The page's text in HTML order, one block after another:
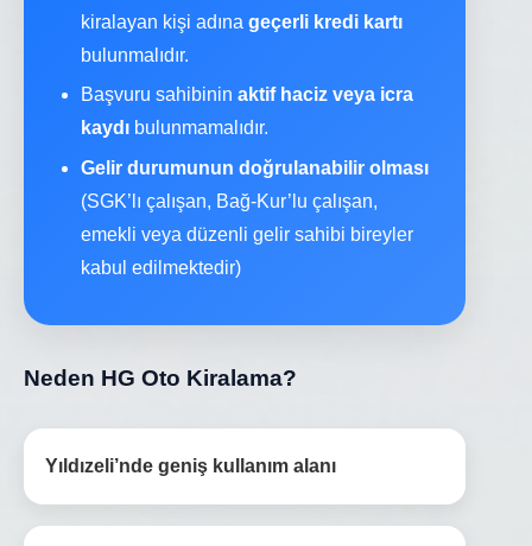
kiralayan kişi adına geçerli kredi kartı
bulunmalıdır.
Başvuru sahibinin aktif haciz veya icra
kaydı bulunmamalıdır.
Gelir durumunun doğrulanabilir olması
(SGK’lı çalışan, Bağ-Kur’lu çalışan,
emekli veya düzenli gelir sahibi bireyler
kabul edilmektedir)
Neden HG Oto Kiralama?
Yıldızeli’nde geniş kullanım alanı